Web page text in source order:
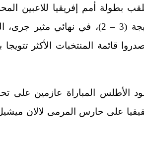
بطولة أمم إفريقيا للاعبين
(الشان 2024) للمرة الثالثة، عقب تغلبهم على منتخب مدغشقر بنتيجة (3 – 2)، في نهائي
قائمة المنتخبات الأكثر تتويجا
الأطلس المباراة عازمين على
على حارس المرمى لالان